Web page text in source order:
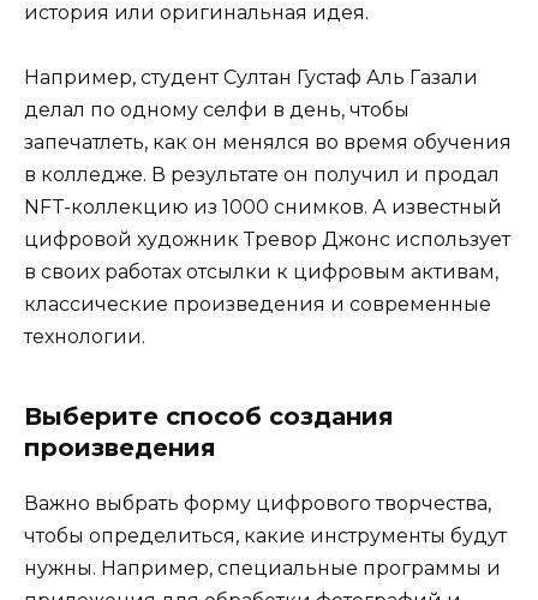
история или оригинальная идея.
Например, студент Султан Густаф Аль Газали
делал по одному селфи в день, чтобы
запечатлеть, как он менялся во время обучения
в колледже. В результате он получил и продал
NFT-коллекцию из 1000 снимков. А известный
цифровой художник Тревор Джонс использует
в своих работах отсылки к цифровым активам,
классические произведения и современные
технологии.
Выберите способ создания
произведения
Важно выбрать форму цифрового творчества,
чтобы определиться, какие инструменты будут
нужны. Например, специальные программы и